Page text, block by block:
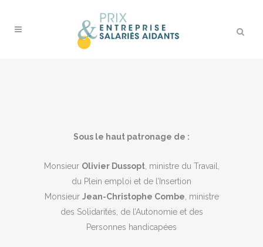
Sous le haut patronage de :
Monsieur Olivier Dussopt, ministre du Travail,
du Plein emploi et de l’Insertion
Monsieur Jean-Christophe Combe , ministre
des Solidarités, de l’Autonomie et des
Personnes handicapées